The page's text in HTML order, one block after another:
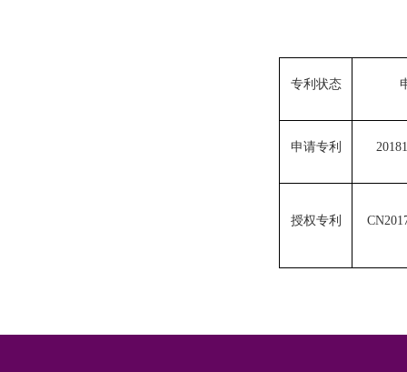
专利状态
申请专利
授权专利